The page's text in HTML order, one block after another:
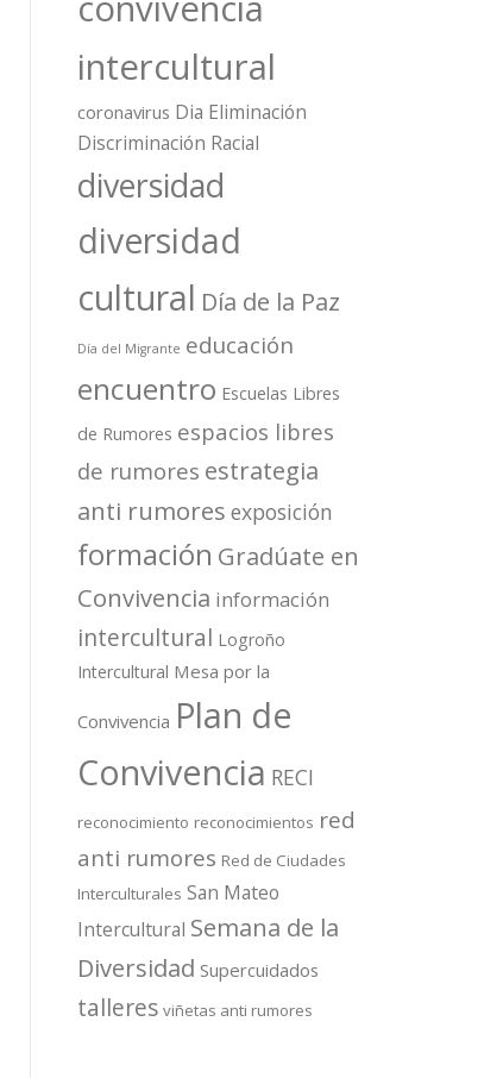
intercultural
coronavirus Dia Eliminación
Discriminación Racial
diversidad
diversidad
cultural Día de la Paz
Día del Migrante educación
encuentro Escuelas Libres
de Rumores espacios libres
de rumores estrategia
anti rumores exposición
formación Gradúate en
Convivencia información
intercultural Logroño
Intercultural Mesa por la
Convivencia Plan de
Convivencia RECI
reconocimiento reconocimientos red
anti rumores Red de Ciudades
Interculturales San Mateo
Intercultural Semana de la
Diversidad Supercuidados
talleres viñetas anti rumores